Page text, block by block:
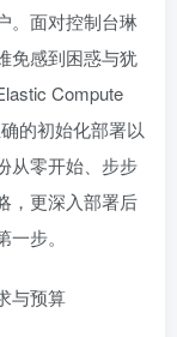
。面对控制台琳
免感到困惑与犹
Compute
的初始化部署以
从零开始、步步
，更深入部署后
步。
与预算